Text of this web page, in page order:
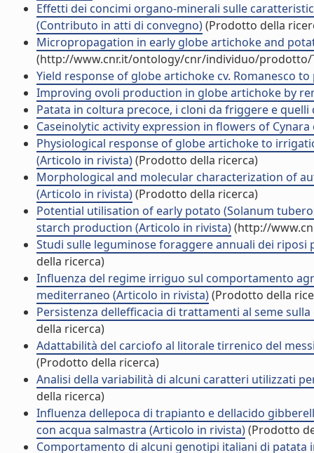
Effetti dei concimi organo-minerali sulle
(Contributo in atti di convegno)(Prodotto della
Micropropagation in early globe artichoke and
(http://www.cnr.it/ontology/cnr/individuo/prodotto/
Yield response of globe artichoke cv. Romanesco
Improving ovoli production in globe artichoke by
Patata in coltura precoce, i cloni da friggere e
Caseinolytic activity expression in flowers of
Physiological response of globe artichoke to
(Articolo in rivista)(Prodotto della ricerca)
Morphological and molecular characterization of
(Articolo in rivista)(Prodotto della ricerca)
Potential utilisation of early potato (Solanum
starch production (Articolo in rivista)(http://
Studi sulle leguminose foraggere annuali dei riposi
della ricerca)
Influenza del regime irriguo sul comportamento
mediterraneo (Articolo in rivista)(Prodotto della
Persistenza dellefficacia di trattamenti al seme
della ricerca)
Adattabilità del carciofo al litorale tirrenico del
(Prodotto della ricerca)
Analisi della variabilità di alcuni caratteri utilizzati
della ricerca)
Influenza dellepoca di trapianto e dellacido
con acqua salmastra (Articolo in rivista)(Prodotto
Comportamento di alcuni genotipi italiani di patata